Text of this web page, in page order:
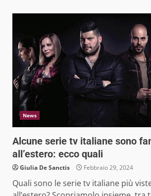
News
Alcune serie tv italiane sono
all’estero: ecco quali
Giulia De Sanctis Febbraio 29, 2024
Quali sono le serie tv italiane più